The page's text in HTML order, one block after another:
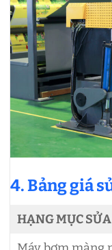
4. Bảng giá
HẠNG MỤC